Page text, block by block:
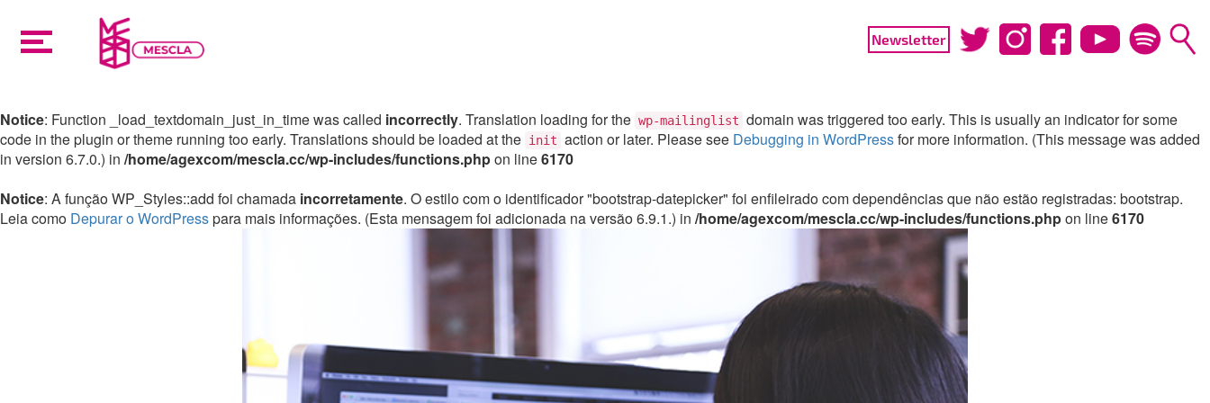
Notice: Function _load_textdomain_just_in_time was called incorrectly. Translation loading for the wp-mailinglist domain was triggered too early. This is usually an indicator for some
code in the plugin or theme running too early. Translations should be loaded at the init action or later. Please see Debugging in WordPressfor more information. (This message was added
in version 6.7.0.) in /home/agexcom/mescla.cc/wp-includes/functions.phpon line6170
Notice: A função WP_Styles::add foi chamada incorretamente. O estilo com o identificador "bootstrap-datepicker" foi enfileirado com dependências que não estão registradas: bootstrap.
Leia como Depurar o WordPresspara mais informações. (Esta mensagem foi adicionada na versão 6.9.1.) in /home/agexcom/mescla.cc/wp-includes/functions.phpon line6170
Newsletter